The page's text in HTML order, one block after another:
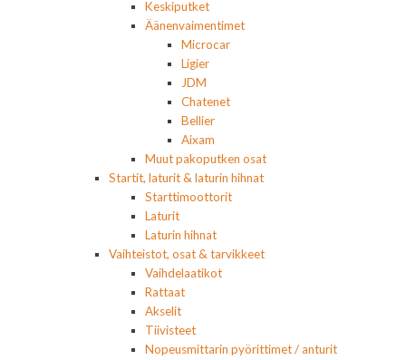
Keskiputket
Äänenvaimentimet
Microcar
Ligier
JDM
Chatenet
Bellier
Aixam
Muut pakoputken osat
Startit, laturit & laturin hihnat
Starttimoottorit
Laturit
Laturin hihnat
Vaihteistot, osat & tarvikkeet
Vaihdelaatikot
Rattaat
Akselit
Tiivisteet
Nopeusmittarin pyörittimet / anturit